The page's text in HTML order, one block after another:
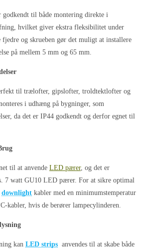
godkendt til både montering direkte i
hvilket giver ekstra fleksibilitet under
fjedre og skrueben gør det muligt at installere
på mellem 5 mm og 65 mm.
til trælofter, gipslofter, troldtektlofter og
i udhæng på bygninger, som
da det er IP44 godkendt og derfor egnet til
til at anvende LED pærer, og det er
7 watt GU10 LED pærer. For at sikre optimal
downlight kabler med en minimumstemperatur
kabler, hvis de berører lampecylinderen.
kan LED strips anvendes til at skabe både